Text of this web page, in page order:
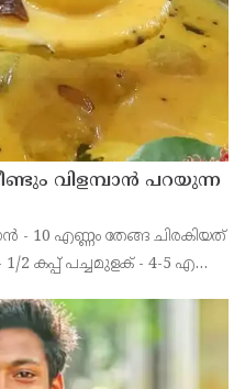
വിളമ്പാൻ പറയുന്ന
- 10 എണ്ണം തേങ്ങ ചിരകിയത്
2 കപ്പ് പച്ചമുളക് - 4-5 എണ്ണം